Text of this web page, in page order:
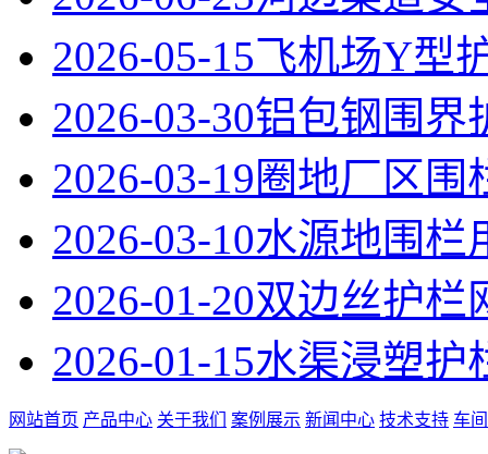
2026-05-15飞机场Y型
2026-03-30铝包钢围界
2026-03-19圈地厂区围
2026-03-10水源地围栏
2026-01-20双边丝护栏
2026-01-15水渠浸塑护
网站首页 产品中心 关于我们 案例展示 新闻中心 技术支持 车